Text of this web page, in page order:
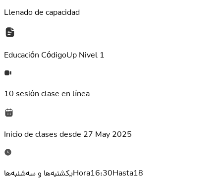
Llenado de capacidad
Educación CódigoUp Nivel 1
10 sesión clase en línea
Inicio de clases desde 27 May 2025
یکشنبه‌ها و سه‌شنبه‌هاHora16:30Hasta18